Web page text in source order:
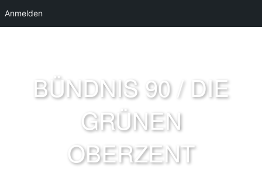
BÜNDNIS 90 / DIE
GRÜNEN
OBERZENT
Anmelden